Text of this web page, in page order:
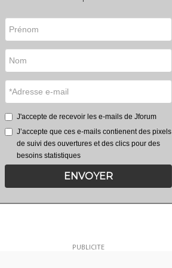
J'accepte de recevoir les e-mails de Jforum
J’accepte que ces e-mails contienent des pixels
de suivi des ouvertures et des clics pour des
besoins statistiques
ENVOYER